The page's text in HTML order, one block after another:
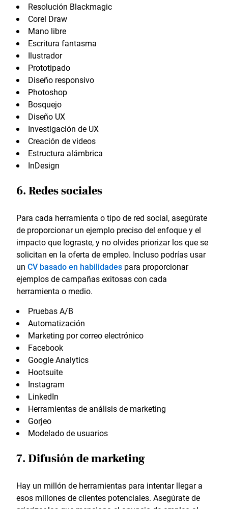
Resolución Blackmagic
Corel Draw
Mano libre
Escritura fantasma
Ilustrador
Prototipado
Diseño responsivo
Photoshop
Bosquejo
Diseño UX
Investigación de UX
Creación de videos
Estructura alámbrica
InDesign
6. Redes sociales
Para cada herramienta o tipo de red social, asegúrate
de proporcionar un ejemplo preciso del enfoque y el
impacto que lograste, y no olvides priorizar los que se
solicitan en la oferta de empleo. Incluso podrías usar
un CV basado en habilidades para proporcionar
ejemplos de campañas exitosas con cada
herramienta o medio.
Pruebas A/B
Automatización
Marketing por correo electrónico
Facebook
Google Analytics
Hootsuite
Instagram
LinkedIn
Herramientas de análisis de marketing
Gorjeo
Modelado de usuarios
7. Difusión de marketing
Hay un millón de herramientas para intentar llegar a
esos millones de clientes potenciales. Asegúrate de